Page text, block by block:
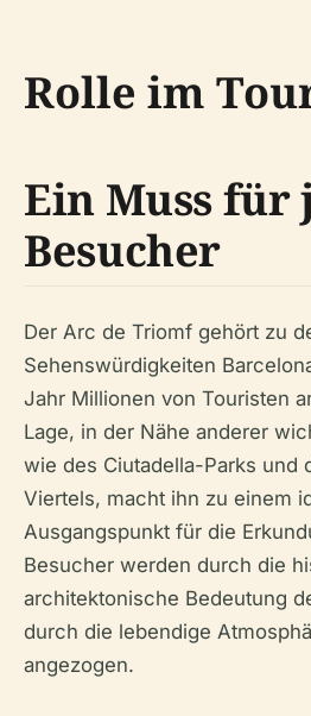
Rolle im
Ein Muss für
Besucher
Der Arc de Triomf gehört zu
Sehenswürdigkeiten
Jahr Millionen von Touristen
Lage, in der Nähe anderer
wie des Ciutadella-Parks und
Viertels, macht ihn zu einem
Ausgangspunkt für die
Besucher werden durch die
architektonische Bedeutung
durch die lebendige
angezogen.